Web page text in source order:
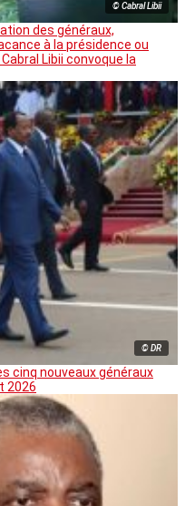
© Cabral Libii
des généraux,
à la présidence ou
Libii convoque la
© DR
cinq nouveaux généraux
2026